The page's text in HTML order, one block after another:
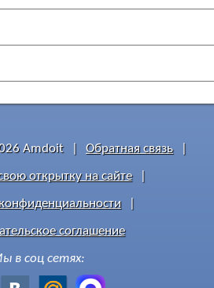
Amdoit Обратная связь
открытку на сайте
соглашение
в соц сетях: